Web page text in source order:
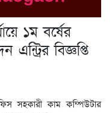
১ম বর্ষের
বিজ্ঞপ্তি
সহকারী কাম কম্পিউটার